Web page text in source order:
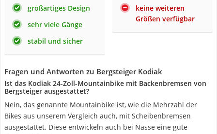
großartiges Design
sehr viele Gänge
stabil und sicher
keine weiteren
Größen verfügbar
Fragen und Antworten zu Bergsteiger Kodiak
Ist das Kodiak 24-Zoll-Mountainbike mit Backenbremsen von
Bergsteiger ausgestattet?
Nein, das genannte Mountainbike ist, wie die Mehrzahl der
Bikes aus unserem Vergleich auch, mit Scheibenbremsen
ausgestattet. Diese entwickeln auch bei Nässe eine gute